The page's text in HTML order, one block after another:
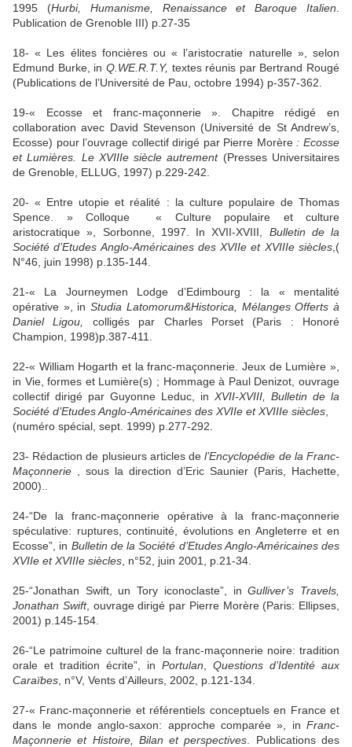
1995 (Hurbi, Humanisme, Renaissance et Baroque Italien
Publication de Grenoble III) p.27-35
18- « Les élites foncières ou « l’aristocratie naturelle », selon
Edmund Burke, in Q.WE.R.T.Y, textes réunis par Bertrand Rougé
(Publications de l’Université de Pau, octobre 1994) p-357-362.
19-« Ecosse et franc-maçonnerie ». Chapitre rédigé en
collaboration avec David Stevenson (Université de St Andrew’s,
Ecosse) pour l’ouvrage collectif dirigé par Pierre Morère : Ecosse
et Lumières. Le XVIIIe siècle autrement (Presses Universitaires
de Grenoble, ELLUG, 1997) p.229-242.
20- « Entre utopie et réalité : la culture populaire de Thomas
Spence. » Colloque
« Culture populaire et culture
aristocratique », Sorbonne, 1997. In XVII-XVIII, Bulletin de la
Société d’Etudes Anglo-Américaines des XVIIe et XVIIIe siècles ,(
N°46, juin 1998) p.135-144.
21-« La Journeymen Lodge d’Edimbourg : la « mentalité
opérative », inStudia Latomorum&Historica, Mélanges Offerts à
Daniel Ligou,
colligés par Charles Porset (Paris : Honoré
Champion, 1998)p.387-411.
22-« William Hogarth et la franc-maçonnerie. Jeux de Lumière »,
in Vie, formes et Lumière(s) ; Hommage à Paul Denizot, ouvrage
collectif dirigé par Guyonne Leduc, in XVII-XVIII, Bulletin de la
Société d’Etudes Anglo-Américaines des XVIIe et XVIIIe siècles
(numéro spécial, sept. 1999) p.277-292.
23- Rédaction de plusieurs articles del’Encyclopédie de la Franc-
Maçonnerie , sous la direction d’Eric Saunier (Paris, Hachette,
2000)..
24-“De la franc-maçonnerie opérative à la franc-maçonnerie
spéculative: ruptures, continuité, évolutions en Angleterre et en
Ecosse”, in Bulletin de la Société d’Etudes Anglo-Américaines des
XVIIe et XVIIIe siècles , n°52, juin 2001, p.21-34.
25-“Jonathan Swift, un Tory iconoclaste”, inGulliver’s Travels,
Jonathan Swift, ouvrage dirigé par Pierre Morère (Paris: Ellipses,
2001) p.145-154.
26-“Le patrimoine culturel de la franc-maçonnerie noire: tradition
orale et tradition écrite”, in Portulan
Questions d’Identité aux
Caraïbes , n°V, Vents d’Ailleurs, 2002, p.121-134.
27-« Franc-maçonnerie et référentiels conceptuels en France et
dans le monde anglo-saxon: approche comparée », in Franc-
Maçonnerie et Histoire, Bilan et perspectives . Publications des